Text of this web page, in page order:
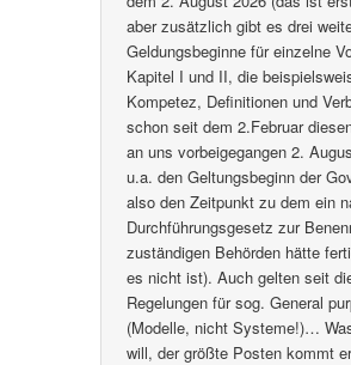
aber zusätzlich gibt es drei
Geldungsbeginne für einzelne
Kapitel I und II, die
Kompetez, Definitionen und
schon seit dem 2.Februar
an uns vorbeigegangen 2.
u.a. den Geltungsbeginn der
also den Zeitpunkt zu dem ein
Durchführungsgesetz zur
zuständigen Behörden hätte
es nicht ist). Auch gelten seit
Regelungen für sog. General
(Modelle, nicht Systeme!)…
will, der größte Posten kommt